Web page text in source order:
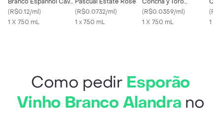
Carta Nevada
(R$0.12/ml)
1 X 750 mL
(R$0.0732/ml)
1 x 750 mL
Carmènere Chileno
(R$0.0359/ml)
1 X 750 mL
(
1 X
Como pedir Esporão
Vinho Branco Alandra no